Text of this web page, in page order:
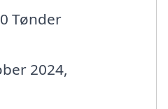
Tønder
2024,